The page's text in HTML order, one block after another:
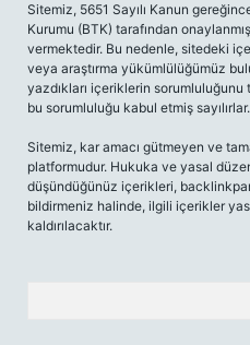
Sitemiz, 5651 Sayılı Kanun
Kurumu (BTK) tarafından
vermektedir. Bu nedenle, sitedeki
veya araştırma yükümlülüğümüz
yazdıkları içeriklerin
bu sorumluluğu kabul etmiş sayılırlar.
Sitemiz, kar amacı gütmeyen ve
platformudur. Hukuka ve yasal
düşündüğünüz içerikleri,
bildirmeniz halinde, ilgili içerikler
kaldırılacaktır.